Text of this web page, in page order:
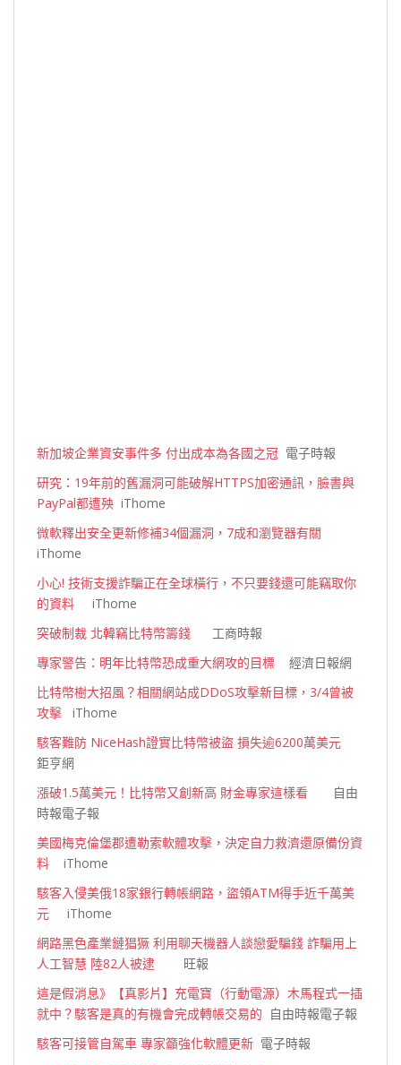
新加坡企業資安事件多 付出成本為各國之冠 電子時報
研究：19年前的舊漏洞可能破解HTTPS加密通訊，臉書與
PayPal都遭殃 iThome
微軟釋出安全更新修補34個漏洞，7成和瀏覽器有關
iThome
小心! 技術支援詐騙正在全球橫行，不只要錢還可能竊取你
的資料 iThome
突破制裁 北韓竊比特幣籌錢 工商時報
專家警告：明年比特幣恐成重大網攻的目標 經濟日報網
比特幣樹大招風？相關網站成DDoS攻擊新目標，3/4曾被
攻擊 iThome
駭客難防 NiceHash證實比特幣被盜 損失逾6200萬美元
鉅亨網
漲破1.5萬美元！比特幣又創新高 財金專家這樣看 自由
時報電子報
美國梅克倫堡郡遭勒索軟體攻擊，決定自力救濟還原備份資
料 iThome
駭客入侵美俄18家銀行轉帳網路，盜領ATM得手近千萬美
元 iThome
網路黑色產業鏈猖獗 利用聊天機器人談戀愛騙錢 詐騙用上
人工智慧 陸82人被逮 旺報
這是假消息》【真影片】充電寶（行動電源）木馬程式一插
就中？駭客是真的有機會完成轉帳交易的 自由時報電子報
駭客可接管自駕車 專家籲強化軟體更新 電子時報